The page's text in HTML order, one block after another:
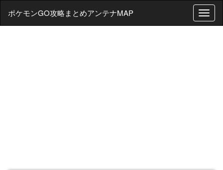
T
o
ポケモンGO攻略まとめアンテナMAP